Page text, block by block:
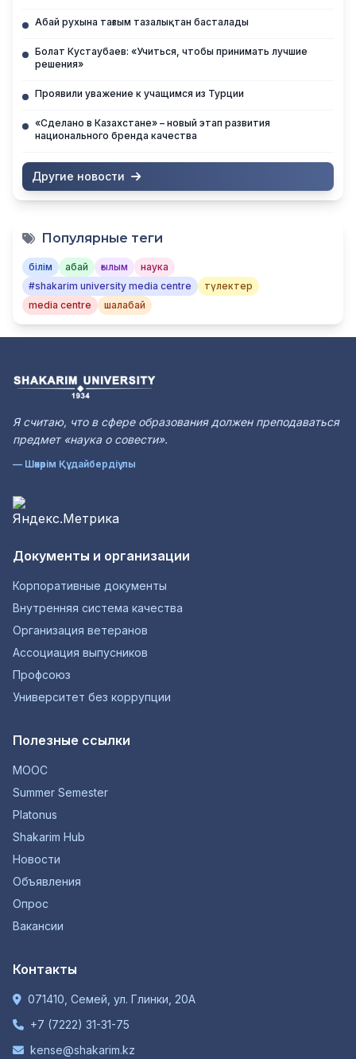
Абай рухына тағзым тазалықтан басталады
Болат Кустаубаев: «Учиться, чтобы принимать лучшие
решения»
Проявили уважение к учащимся из Турции
«Сделано в Казахстане» – новый этап развития
национального бренда качества
Другие новости
Популярные теги
білім абай ғылым
наука
#shakarim university media centre
түлектер
media centre
шалабай
Я считаю, что в сфере образования должен преподаваться
предмет «наука о совести».
— Шәкәрім Құдайбердіұлы
Документы и организации
Корпоративные документы
Внутренняя система качества
Организация ветеранов
Ассоциация выпусников
Профсоюз
Университет без коррупции
Полезные ссылки
MOOC
Summer Semester
Platonus
Shakarim Hub
Новости
Объявления
Опрос
Вакансии
Контакты
071410, Семей, ул. Глинки, 20А
+7 (7222) 31-31-75
kense@shakarim.kz